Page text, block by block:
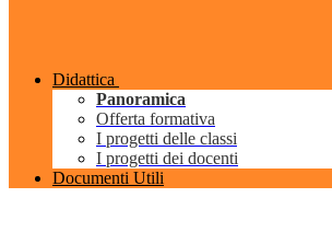
Didattica
Panoramica
Offerta formativa
I progetti delle classi
I progetti dei docenti
Documenti Utili